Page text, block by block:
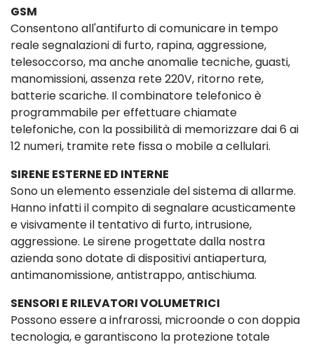
GSM
Consentono all'antifurto di comunicare in tempo
reale segnalazioni di furto, rapina, aggressione,
telesoccorso, ma anche anomalie tecniche, guasti,
manomissioni, assenza rete 220V, ritorno rete,
batterie scariche. Il combinatore telefonico è
programmabile per effettuare chiamate
telefoniche, con la possibilità di memorizzare dai 6 ai
12 numeri, tramite rete fissa o mobile a cellulari.
SIRENE ESTERNE ED INTERNE
Sono un elemento essenziale del sistema di allarme.
Hanno infatti il compito di segnalare acusticamente
e visivamente il tentativo di furto, intrusione,
aggressione. Le sirene progettate dalla nostra
azienda sono dotate di dispositivi antiapertura,
antimanomissione, antistrappo, antischiuma.
SENSORI E RILEVATORI VOLUMETRICI
Possono essere a infrarossi, microonde o con doppia
tecnologia, e garantiscono la protezione totale